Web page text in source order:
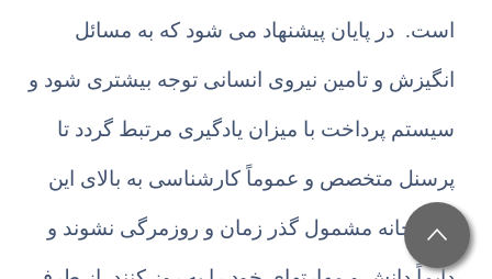
است. در پایان پیشنهاد می شود که به مسائل
انگیزش و تامین نیروی انسانی توجه بیشتری شود و
سیستم پرداخت با میزان یادگیری مرتبط گردد تا
پرسنل متخصص و عموماً کارشناسی به بالای این
وزارتخانه مشمول گذر زمان و روزمرگی نشوند و